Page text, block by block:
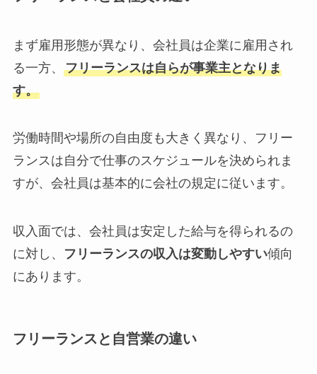
まず雇用形態が異なり、会社員は企業に雇用され
る一方、 フリーランスは自らが事業主となりま
す。
労働時間や場所の自由度も大きく異なり、フリー
ランスは自分で仕事のスケジュールを決められま
すが、会社員は基本的に会社の規定に従います。
収入面では、会社員は安定した給与を得られるの
に対し、
フリーランスの収入は変動しやすい傾向
にあります。
フリーランスと自営業の違い